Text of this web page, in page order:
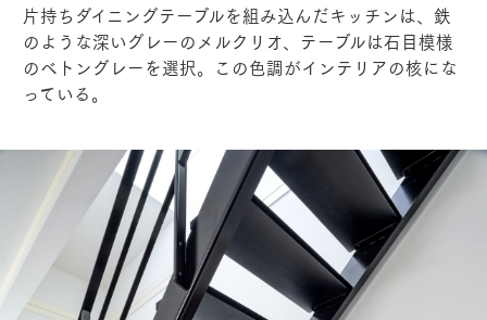
片持ちダイニングテーブルを組み込んだキッチンは、鉄
のような深いグレーのメルクリオ、テーブルは石目模様
のベトングレーを選択。この色調がインテリアの核にな
っている。